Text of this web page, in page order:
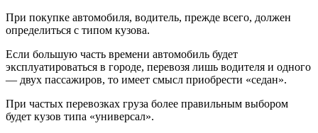
При покупке автомобиля, водитель, прежде всего, должен
определиться с типом кузова.
Если большую часть времени автомобиль будет
эксплуатироваться в городе, перевозя лишь водителя и одного
— двух пассажиров, то имеет смысл приобрести «седан».
При частых перевозках груза более правильным выбором
будет кузов типа «универсал».